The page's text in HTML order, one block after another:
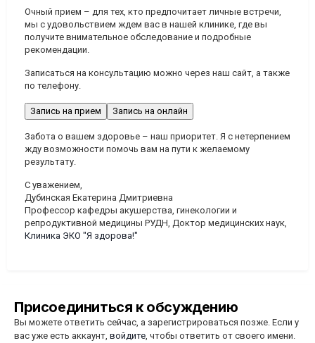
Очный прием – для тех, кто предпочитает личные встречи,
мы с удовольствием ждем вас в нашей клинике, где вы
получите внимательное обследование и подробные
рекомендации.
Записаться на консультацию можно через наш сайт, а также
по телефону.
Запись на прием Запись на онлайн
Забота о вашем здоровье – наш приоритет. Я с нетерпением
жду возможности помочь вам на пути к желаемому
результату.
С уважением,
Дубинская Екатерина Дмитриевна
Профессор кафедры акушерства, гинекологии и
репродуктивной медицины РУДН, Доктор медицинских наук,
Клиника ЭКО "Я здорова!"
Присоединиться к обсуждению
Вы можете ответить сейчас, а зарегистрироваться позже. Если у
вас уже есть аккаунт, войдите , чтобы ответить от своего имени.